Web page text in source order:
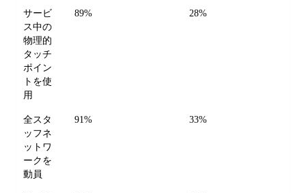
サービ
ス中の
物理的
タッチ
ポイン
トを使
用
89% 28%
全スタ
ッフネ
ットワ
ークを
動員
91% 33%